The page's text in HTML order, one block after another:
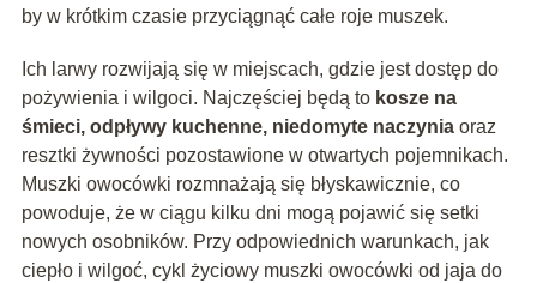
by w krótkim czasie przyciągnąć całe roje muszek.
Ich larwy rozwijają się w miejscach, gdzie jest dostęp do
pożywienia i wilgoci. Najczęściej będą to kosze na
śmieci, odpływy kuchenne, niedomyte naczyniaoraz
resztki żywności pozostawione w otwartych pojemnikach.
Muszki owocówki rozmnażają się błyskawicznie, co
powoduje, że w ciągu kilku dni mogą pojawić się setki
nowych osobników. Przy odpowiednich warunkach, jak
ciepło i wilgoć, cykl życiowy muszki owocówki od jaja do